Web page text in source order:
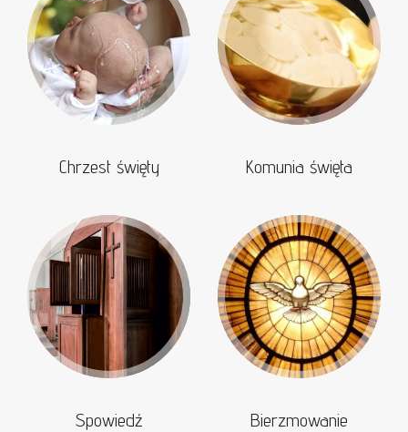
Chrzest święty Komunia święta
Spowiedź Bierzmowanie